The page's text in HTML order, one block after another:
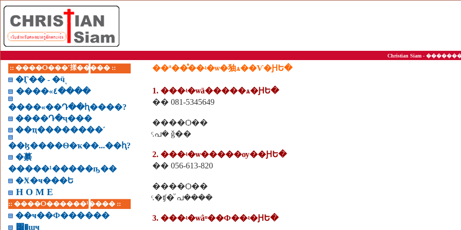
Christian Siam -
:: ����Ѻ���ʹ㨾����� ::
�Ӷ�� - �ӵͺ
����«٤����
����«��Դ��ԧ����?
����Դ�ҷ���
��ҵ��������˹
��ɮ����Ѳ�ҡ��...��ԧ?
�繤
�����¹�����ҧ��
�Ӿ�ҹ���Ե
H O M E
:: ����Ѻ������¹���� ::
��ҹ��Ф������
͸�ɰҹ
��ª��ͤ��ʵ�ѡ�㹨ѧ��Ѵ�ԨԵ�
1. ���ʵ�ѡä�����ѧ�ԨԵ�
�� 081-5345649
����Ѻ��
ͨ.പ� ǧ��
2. ���ʵ�ѡ�����ѹ��ԨԵ�
�� 056-613-820
����Ѻ��
ͨ.�ʧ�ͧ പ����
3. ���ʵ�ѡâͧ��Ф��ʵ�ԨԵ�